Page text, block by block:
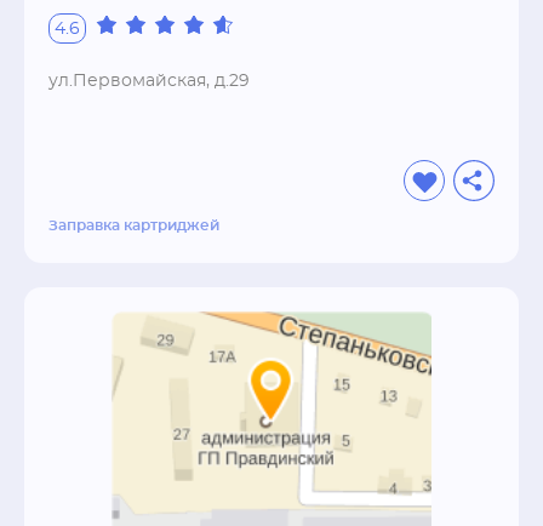
использованный картридж и обменяйте его
на новый. В среднем лазерный картридж
выдерживает не более 3-х заправок, затем
нашим предложением. Позвоните нам или
пришлите сообщение в любой форме на
сайте и наши специалисты с удовольствием
лазерных картриджей позволяют нам в
короткий срок заменить изношенные части
картриджа на новые. Таким образом
используя вторичную переработку мы
сохраняем окружающую среду, при полном
цикле производства одного картриджа в
атмосферу поступает до 4-х литров
4.6
ул.Первомайская, д.29
Заправка картриджей